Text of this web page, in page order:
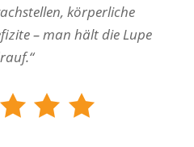
körperliche
– man hält die Lupe